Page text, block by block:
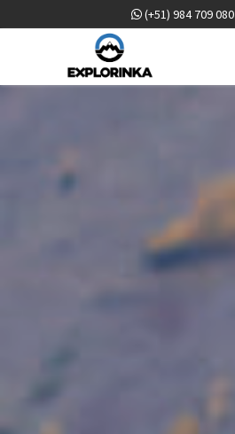
(+51) 984 709 080